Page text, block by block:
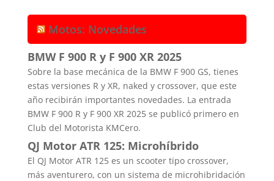
Motos: Novedades
BMW F 900 R y F 900 XR 2025
Sobre la base mecánica de la BMW F 900 GS, tienes
estas versiones R y XR, naked y crossover, que este
año recibirán importantes novedades. La entrada
BMW F 900 R y F 900 XR 2025 se publicó primero en
Club del Motorista KMCero.
QJ Motor ATR 125: Microhíbrido
El QJ Motor ATR 125 es un scooter tipo crossover,
más aventurero, con un sistema de microhibridación